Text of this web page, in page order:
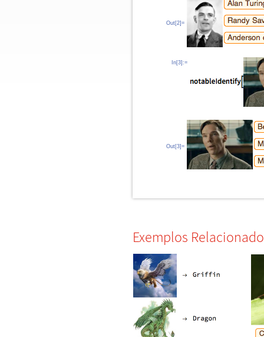
Out[2]=
In[3]:=
Out[3]=
Exemplos